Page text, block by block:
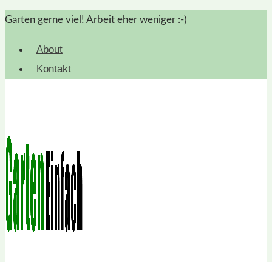
Zum
Garten gerne viel! Arbeit eher weniger :-)
About
Kontakt